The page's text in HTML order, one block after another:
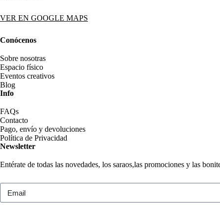
VER EN GOOGLE MAPS
Conócenos
Sobre nosotras
Espacio físico
Eventos creativos
Blog
Info
FAQs
Contacto
Pago, envío y devoluciones
Política de Privacidad
Newsletter
Entérate de todas las novedades, los saraos,las promociones y las